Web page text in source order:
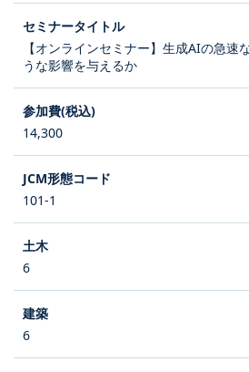
【オンラインセミナー】生成AIの急速
うな影響を与えるか
14,300
101-1
6
6